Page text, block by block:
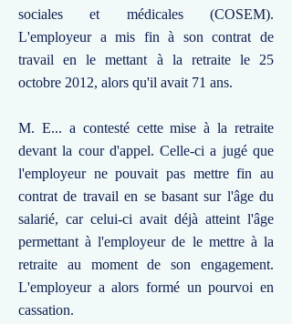
sociales et médicales (COSEM).
L'employeur a mis fin à son contrat de
travail en le mettant à la retraite le 25
octobre 2012, alors qu'il avait 71 ans.
M. E... a contesté cette mise à la retraite
devant la cour d'appel. Celle-ci a jugé que
l'employeur ne pouvait pas mettre fin au
contrat de travail en se basant sur l'âge du
salarié, car celui-ci avait déjà atteint l'âge
permettant à l'employeur de le mettre à la
retraite au moment de son engagement.
L'employeur a alors formé un pourvoi en
cassation.